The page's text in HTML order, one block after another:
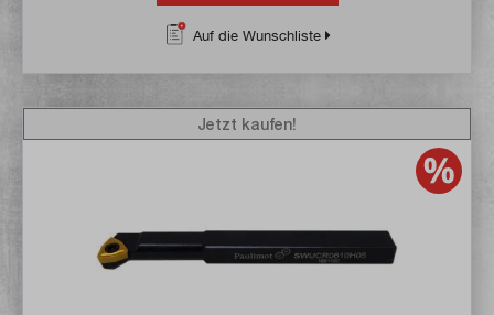
Auf die Wunschliste
Jetzt kaufen!